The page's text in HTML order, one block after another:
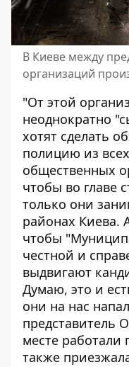
В Киеве между
организаций
"От этой
неоднократно
хотят сделать
полицию из
общественных
чтобы во главе
только они
районах Киева.
чтобы
честной и
выдвигают
Думаю, это и
они на нас
представитель
месте работали
также